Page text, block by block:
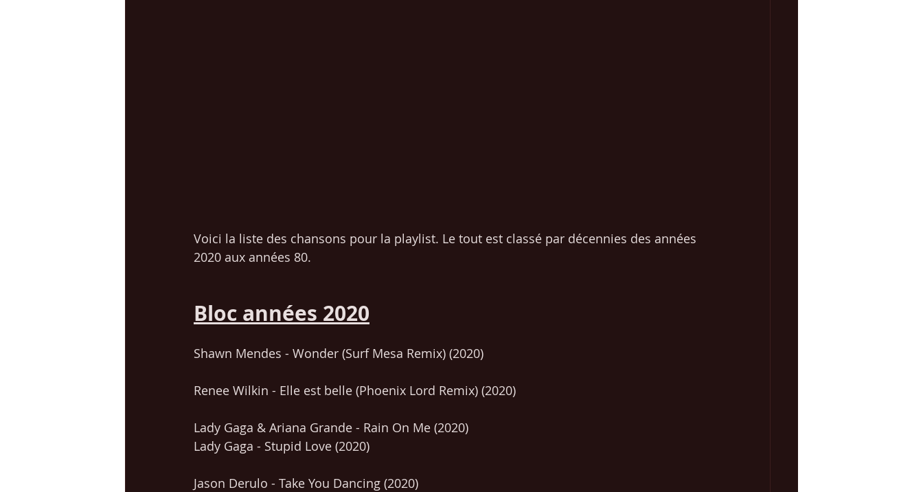
Voici la liste des chansons pour la playlist. Le tout est classé par décennies des années
2020 aux années 80.
Bloc années 2020
Shawn Mendes - Wonder (Surf Mesa Remix) (2020)
Renee Wilkin - Elle est belle (Phoenix Lord Remix) (2020)
Lady Gaga & Ariana Grande - Rain On Me (2020)
Lady Gaga - Stupid Love (2020)
Jason Derulo - Take You Dancing (2020)